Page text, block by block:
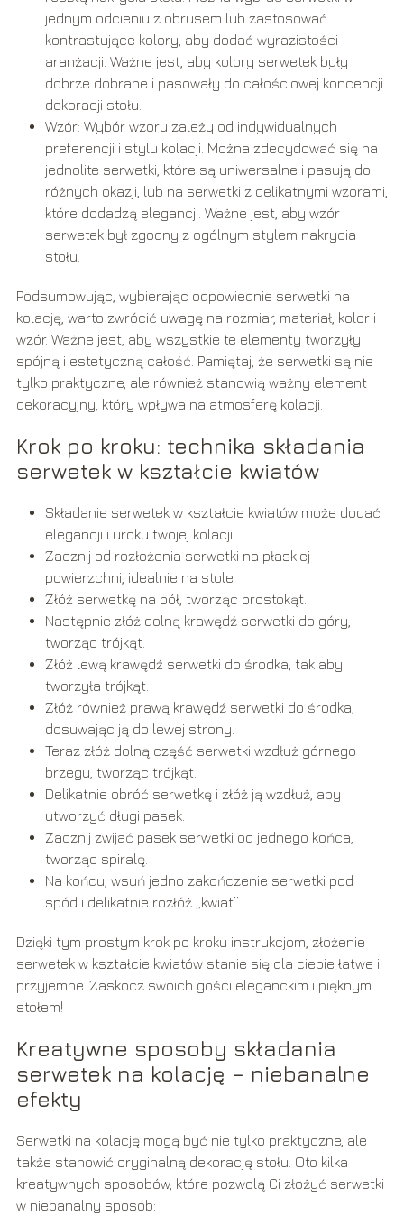
jednym odcieniu z obrusem lub zastosować
kontrastujące kolory, aby dodać wyrazistości
aranżacji. Ważne jest, aby kolory serwetek były
dobrze dobrane i pasowały do całościowej koncepcji
dekoracji stołu.
Wzór: Wybór wzoru zależy od indywidualnych
preferencji i stylu kolacji. Można zdecydować się na
jednolite serwetki, które są uniwersalne i pasują do
różnych okazji, lub na serwetki z delikatnymi wzorami,
które dodadzą elegancji. Ważne jest, aby wzór
serwetek był zgodny z ogólnym stylem nakrycia
stołu.
Podsumowując, wybierając odpowiednie serwetki na
kolację, warto zwrócić uwagę na rozmiar, materiał, kolor i
wzór. Ważne jest, aby wszystkie te elementy tworzyły
spójną i estetyczną całość. Pamiętaj, że serwetki są nie
tylko praktyczne, ale również stanowią ważny element
dekoracyjny, który wpływa na atmosferę kolacji.
Krok po kroku: technika składania
serwetek w kształcie kwiatów
Składanie serwetek w kształcie kwiatów może dodać
elegancji i uroku twojej kolacji.
Zacznij od rozłożenia serwetki na płaskiej
powierzchni, idealnie na stole.
Złóż serwetkę na pół, tworząc prostokąt.
Następnie złóż dolną krawędź serwetki do góry,
tworząc trójkąt.
Złóż lewą krawędź serwetki do środka, tak aby
tworzyła trójkąt.
Złóż również prawą krawędź serwetki do środka,
dosuwając ją do lewej strony.
Teraz złóż dolną część serwetki wzdłuż górnego
brzegu, tworząc trójkąt.
Delikatnie obróć serwetkę i złóż ją wzdłuż, aby
utworzyć długi pasek.
Zacznij zwijać pasek serwetki od jednego końca,
tworząc spiralę.
Na końcu, wsuń jedno zakończenie serwetki pod
spód i delikatnie rozłóż „kwiat”.
Dzięki tym prostym krok po kroku instrukcjom, złożenie
serwetek w kształcie kwiatów stanie się dla ciebie łatwe i
przyjemne. Zaskocz swoich gości eleganckim i pięknym
stołem!
Kreatywne sposoby składania
serwetek na kolację – niebanalne
efekty
Serwetki na kolację mogą być nie tylko praktyczne, ale
także stanowić oryginalną dekorację stołu. Oto kilka
kreatywnych sposobów, które pozwolą Ci złożyć serwetki
w niebanalny sposób: